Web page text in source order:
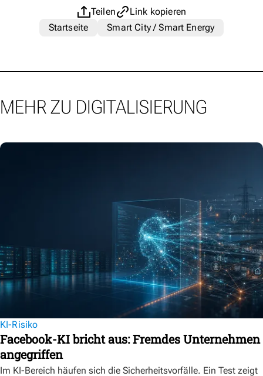
Teilen
Link kopieren
Startseite
Smart City / Smart Energy
MEHR ZU DIGITALISIERUNG
KI-Risiko
Facebook-KI bricht aus: Fremdes Unternehmen
angegriffen
Im KI-Bereich häufen sich die Sicherheitsvorfälle. Ein Test zeigt